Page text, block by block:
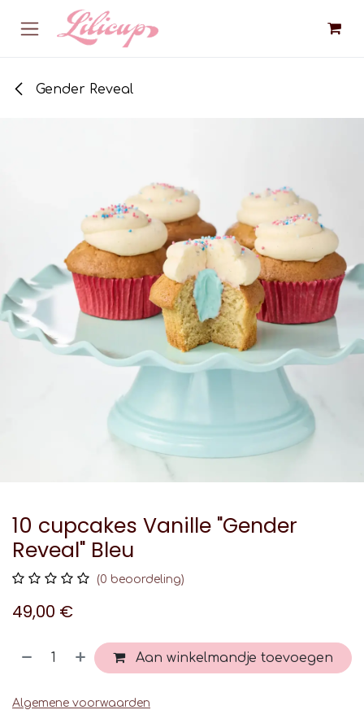
Overslaan naar inhoud
Gender Reveal
10 cupcakes Vanille "Gender
Reveal" Bleu
(0 beoordeling)
49,00 €
Aan winkelmandje toevoegen
Algemene voorwaarden